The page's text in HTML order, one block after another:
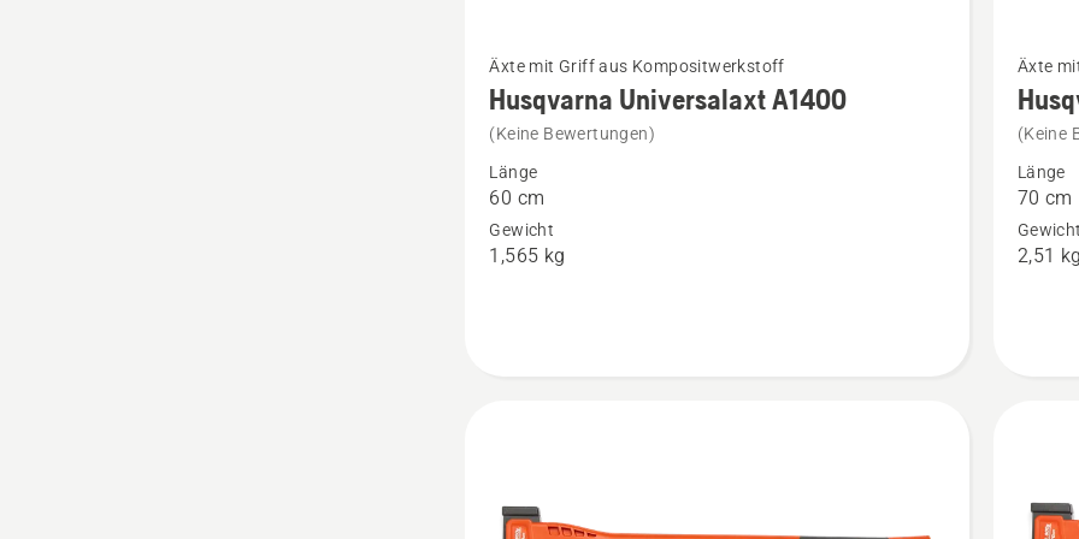
Details
Husqvarna
Universalaxt
A1400
anzeigen
Äxte mit Griff aus Kompositwerkstoff
Husqvarna Universalaxt A1400
(Keine Bewertungen)
Länge
60 cm
Gewicht
1,565 kg
Details
A2400
Äxte
(Keine
Länge
70 cm
2,51